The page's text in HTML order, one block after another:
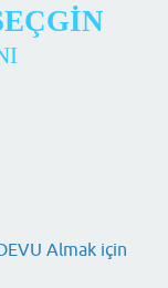
Almak için